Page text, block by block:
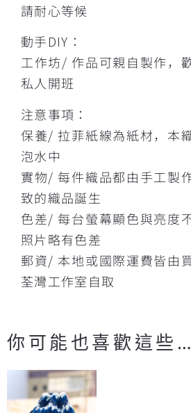
請耐心等候
動手DIY：
工作坊/ 作品可親自製作，
私人開班
注意事項：
保養/ 拉菲紙線為紙材，本
泡水中
實物/ 每件織品都由手工製
致的織品誕生
色差/ 每台螢幕顯色與亮度
照片略有色差
郵資/ 本地或國際運費皆由
荃灣工作室自取
你可能也喜歡這些